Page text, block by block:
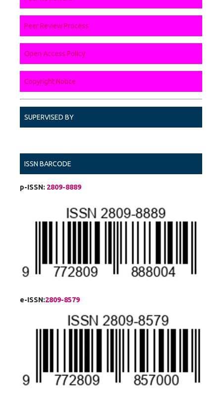
Peer Review Process
Open Access Policy
Copyright Notice
SUPERVISED BY
ISSN BARCODE
p-ISSN: 2809-8889
e-ISSN:2809-8579